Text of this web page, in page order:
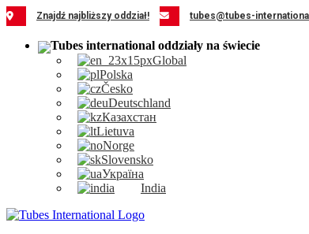
Przejdź
do
zawartości
Znajdź najbliższy oddział! tubes@tubes-
Global
Polska
Česko
Deutschland
Казахстан
Lietuva
Norge
Slovensko
Україна
India